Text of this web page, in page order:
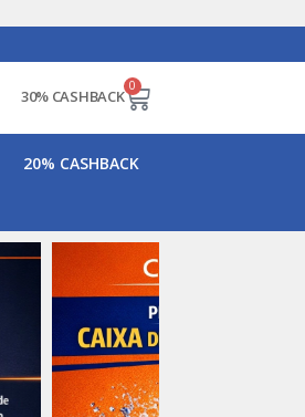
30% CASHBACK
0
20% CASHBACK